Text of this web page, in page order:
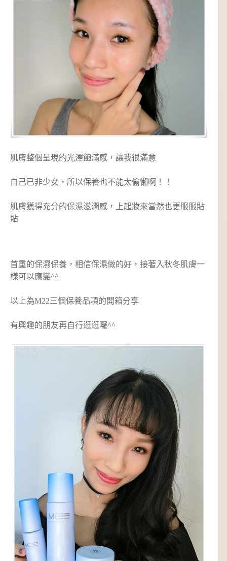
肌膚整個呈現的光澤飽滿感，讓我很滿意
自己已非少女，所以保養也不能太偷懶啊！！
肌膚獲得充分的保濕滋潤感，上起妝來當然也更服服貼
貼
首重的保濕保養，相信保濕做的好，接著入秋冬肌膚一
樣可以應變^^
以上為M22三個保養品項的開箱分享
有興趣的朋友再自行逛逛囉^^